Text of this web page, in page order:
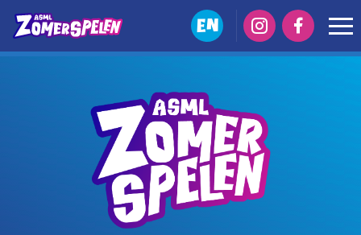
EN